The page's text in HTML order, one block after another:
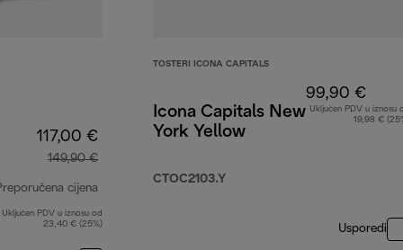
117,00 €
149,90 €
cijena
izvorna cijena 149,90 €
Uključen PDV u iznosu od
23,40 € (25%)
TOSTERI ICONA CAPITALS
Icona Capitals New
York Yellow
CTOC2103.Y
99,90 €
Uključen PDV u iznosu
19,98 €
Usporedi